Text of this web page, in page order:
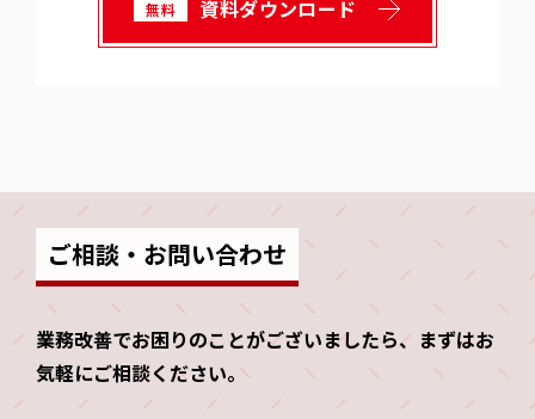
無料 資料ダウンロード
ご相談・お問い合わせ
業務改善でお困りのことがございましたら、 まずはお
気軽にご相談ください。